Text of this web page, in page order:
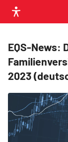
EQS-News:
2023